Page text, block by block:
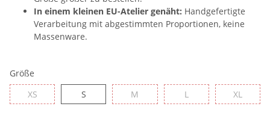
In einem kleinen EU-Atelier genäht: Handgefertigte
Verarbeitung mit abgestimmten Proportionen, keine
Massenware.
Größe
XSXS SS M L XL